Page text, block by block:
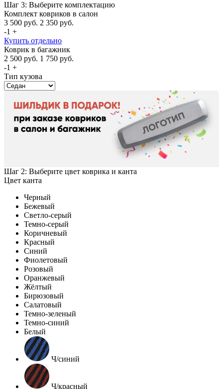
Шаг 3: Выберите комплектацию
Комплект ковриков в салон
3 500 руб. 2 350 руб.
-1 +
Купить отдельно
Коврик в багажник
2 500 руб. 1 750 руб.
-1 +
Тип кузова
Шаг 2: Выберите цвет коврика и канта
Цвет канта
Черный
Бежевый
Светло-серый
Темно-серый
Коричневый
Красный
Синий
Фиолетовый
Розовый
Оранжевый
Жёлтый
Бирюзовый
Салатовый
Темно-зеленый
Темно-синий
Белый
Ч/синий
Ч/красный